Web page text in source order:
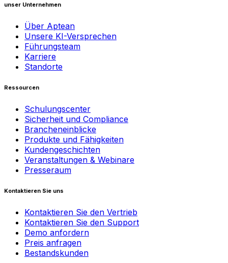
unser Unternehmen
Über Aptean
Unsere KI-Versprechen
Führungsteam
Karriere
Standorte
Ressourcen
Schulungscenter
Sicherheit und Compliance
Brancheneinblicke
Produkte und Fähigkeiten
Kundengeschichten
Veranstaltungen & Webinare
Presseraum
Kontaktieren Sie uns
Kontaktieren Sie den Vertrieb
Kontaktieren Sie den Support
Demo anfordern
Preis anfragen
Bestandskunden